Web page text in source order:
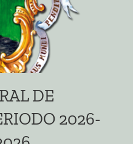
DE
2026-